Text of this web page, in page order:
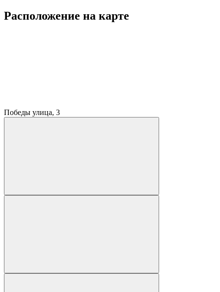
Расположение на карте
Победы улица, 3